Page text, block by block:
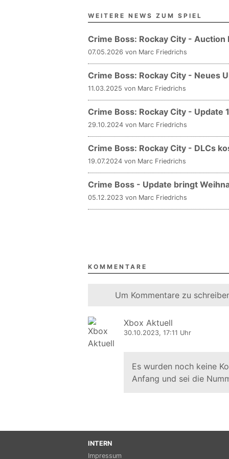
WEITERE NEWS ZUM SPIEL
Crime Boss: Rockay City -
07.05.2026 von Marc Friedrichs
Crime Boss: Rockay City - Neues
11.03.2025 von Marc Friedrichs
Crime Boss: Rockay City - Update
29.10.2024 von Marc Friedrichs
Crime Boss: Rockay City - DLCs
19.07.2024 von Marc Friedrichs
Crime Boss - Update bringt
05.12.2023 von Marc Friedrichs
KOMMENTARE
Um Kommentare zu
Xbox Aktuell
30.10.2023, 17:11 Uhr
Es wurden noch keine
Anfang und sei die
INTERN
Impressum